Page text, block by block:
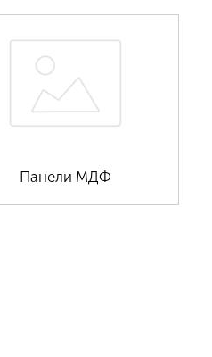
Панели МДФ